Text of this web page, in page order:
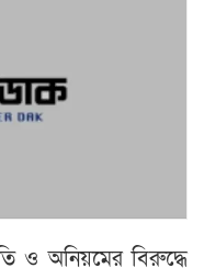
ও অনিয়মের বিরুদ্ধে